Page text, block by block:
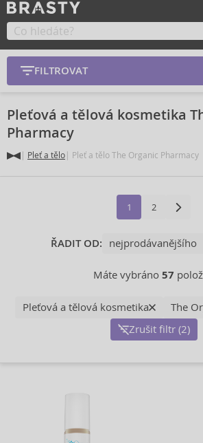
FILTROVAT
Pleťová a tělová kosmetika
Pharmacy
Pleť a tělo Pleť a tělo The Organic Pharmacy
1 2
ŘADIT OD:
Máte vybráno 57
Pleťová a tělová kosmetika
The
Zrušit filtr (2)